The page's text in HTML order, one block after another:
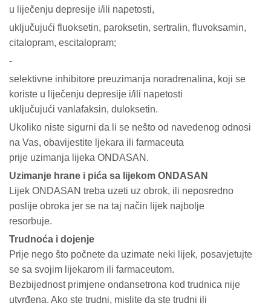
u liječenju depresije i/ili napetosti,
uključujući fluoksetin, paroksetin, sertralin, fluvoksamin,
citalopram, escitalopram;
-
selektivne inhibitore preuzimanja noradrenalina, koji se
koriste u liječenju depresije i/ili napetosti
uključujući vanlafaksin, duloksetin.
Ukoliko niste sigurni da li se nešto od navedenog odnosi
na Vas, obavijestite ljekara ili farmaceuta
prije uzimanja lijeka ONDASAN.
Uzimanje hrane i pića sa lijekom ONDASAN
Lijek ONDASAN treba uzeti uz obrok, ili neposredno
poslije obroka jer se na taj način lijek najbolje
resorbuje.
Trudnoća i dojenje
Prije nego što počnete da uzimate neki lijek, posavjetujte
se sa svojim lijekarom ili farmaceutom.
Bezbijednost primjene ondansetrona kod trudnica nije
utvrđena. Ako ste trudni, mislite da ste trudni ili